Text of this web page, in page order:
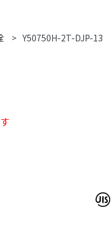
> Y50750H-2T-DJP-13